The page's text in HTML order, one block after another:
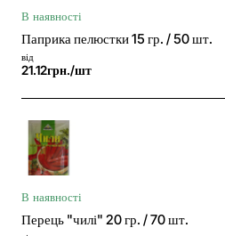
В наявності
Паприка пелюстки 15 гр. / 50 шт.
від
21.12грн./шт
В наявності
Перець "чилі" 20 гр. / 70 шт.